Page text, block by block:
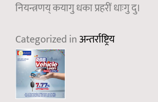
नियन्त्रणय् कयागु धका प्रहरीं धाःगु दु।
Categorized inअन्तर्राष्ट्रिय